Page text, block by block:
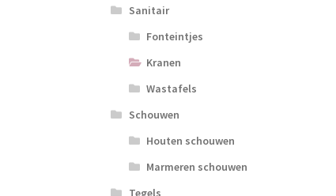
Sanitair
Fonteintjes
Kranen
Wastafels
Schouwen
Houten schouwen
Marmeren schouwen
Tegels